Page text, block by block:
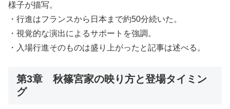
様子が描写。
・行進はフランスから日本まで約50分続いた。
・視覚的な演出によるサポートを強調。
・入場行進そのものは盛り上がったと記事は述べる。
第3章 秋篠宮家の映り方と登場タイミン
グ